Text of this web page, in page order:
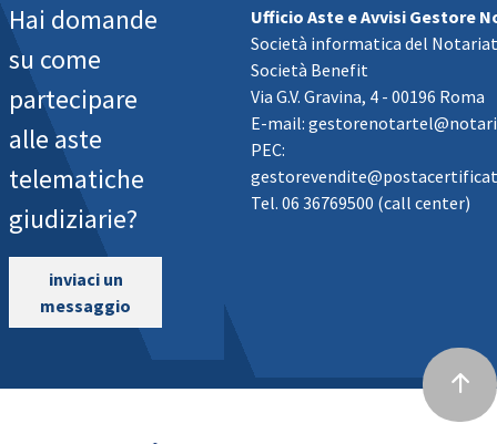
Hai domande
su come
partecipare
alle aste
telematiche
giudiziarie?
inviaci un
messaggio
Ufficio Aste e Avvisi Gestore
Società informatica del
Società Benefit
Via G.V. Gravina, 4 - 00196 Roma
E-mail:
PEC:
Tel. 06 36769500 (call center)